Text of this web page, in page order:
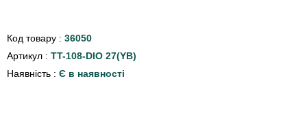
Код товару : 36050
Артикул : TT-108-DIO 27(YB)
Наявність : Є в наявності